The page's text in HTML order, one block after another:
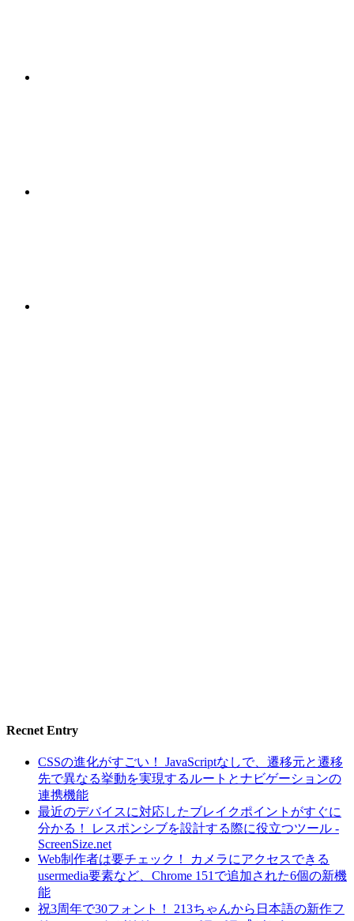
Recnet Entry
CSSの進化がすごい！ JavaScriptなしで、遷移元と遷移
先で異なる挙動を実現するルートとナビゲーションの
連携機能
最近のデバイスに対応したブレイクポイントがすぐに
分かる！ レスポンシブを設計する際に役立つツール -
ScreenSize.net
Web制作者は要チェック！ カメラにアクセスできる
usermedia要素など、Chrome 151で追加された6個の新機
能
祝3周年で30フォント！ 213ちゃんから日本語の新作フ